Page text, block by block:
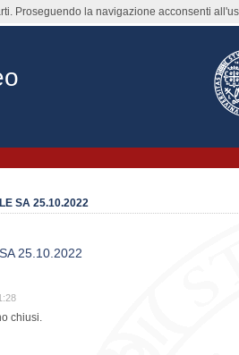
SA 25.10.2022
25.10.2022
chiusi.
Proseguendo la navigazione acconsenti